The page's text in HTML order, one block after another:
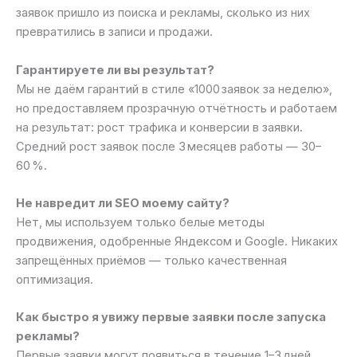
заявок пришло из поиска и рекламы, сколько из них
превратились в записи и продажи.
Гарантируете ли вы результат?
Мы не даём гарантий в стиле «1000 заявок за неделю»,
но предоставляем прозрачную отчётность и работаем
на результат: рост трафика и конверсии в заявки.
Средний рост заявок после 3 месяцев работы — 30–
60 %.
Не навредит ли SEO моему сайту?
Нет, мы используем только белые методы
продвижения, одобренные Яндексом и Google. Никаких
запрещённых приёмов — только качественная
оптимизация.
Как быстро я увижу первые заявки после запуска
рекламы?